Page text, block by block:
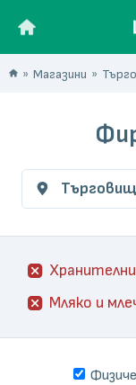
Магазини
Мляко и